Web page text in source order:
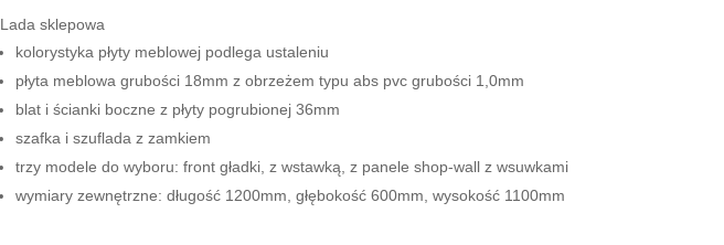
Lada sklepowa
kolorystyka płyty meblowej podlega ustaleniu
płyta meblowa grubości 18mm z obrzeżem typu abs pvc grubości 1,0mm
blat i ścianki boczne z płyty pogrubionej 36mm
szafka i szuflada z zamkiem
trzy modele do wyboru: front gładki, z wstawką, z panele shop-wall z wsuwkami
wymiary zewnętrzne: długość 1200mm, głębokość 600mm, wysokość 1100mm